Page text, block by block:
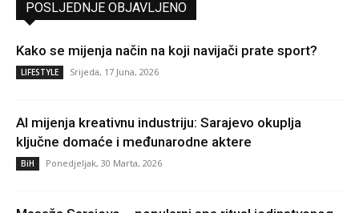
POSLJEDNJE OBJAVLJENO
Kako se mijenja način na koji navijači prate sport?
LIFESTYLE Srijeda, 17 Juna, 2026
AI mijenja kreativnu industriju: Sarajevo okuplja
ključne domaće i međunarodne aktere
BiH Ponedjeljak, 30 Marta, 2026